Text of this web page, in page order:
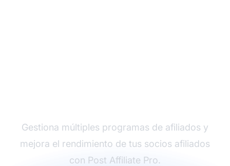
Gestiona múltiples programas de afiliados y
mejora el rendimiento de tus socios afiliados
con Post Affiliate Pro.